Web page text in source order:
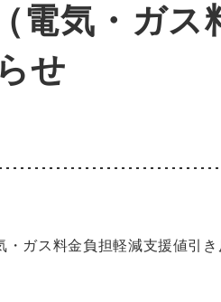
電気・ガ
せ
ガス料金負担軽減支援値引